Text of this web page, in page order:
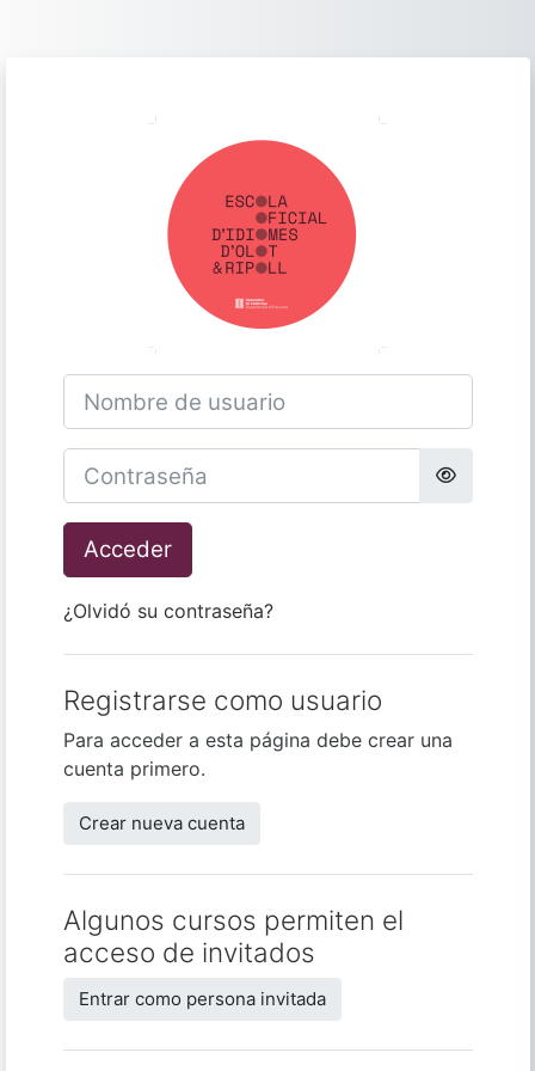
Entrar a Escola
Nombre de usuario
Contraseña
Acceder
¿Olvidó su contraseña?
Registrarse como usuario
Para acceder a esta página debe crear una
cuenta primero.
Crear nueva cuenta
Algunos cursos permiten el
acceso de invitados
Entrar como persona invitada